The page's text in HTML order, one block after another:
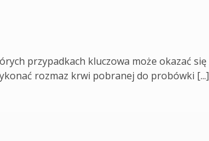
przypadkach kluczowa może okazać
rozmaz krwi pobranej do probówki [...]